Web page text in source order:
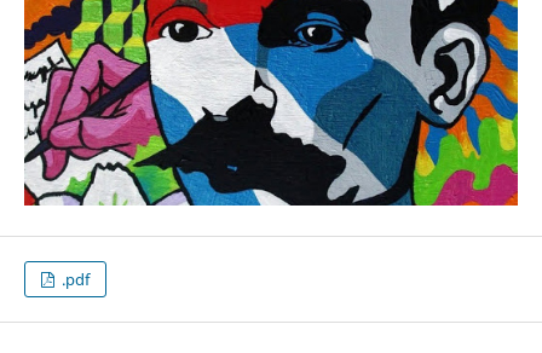
.pdf